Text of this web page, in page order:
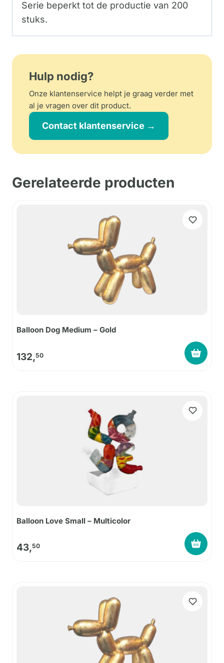
Serie beperkt tot de productie van 200
stuks.
Hulp nodig?
Onze klantenservice helpt je graag verder met
al je vragen over dit product.
Contact klantenservice →
Gerelateerde producten
Balloon Dog Medium – Gold
132,50
Balloon Love Small – Multicolor
43,50